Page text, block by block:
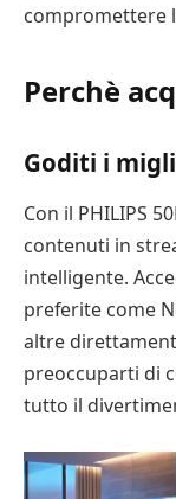
compromettere
Perchè
Goditi i
Con il PHILIPS
contenuti in
intelligente.
preferite come
altre
preoccuparti di
tutto il